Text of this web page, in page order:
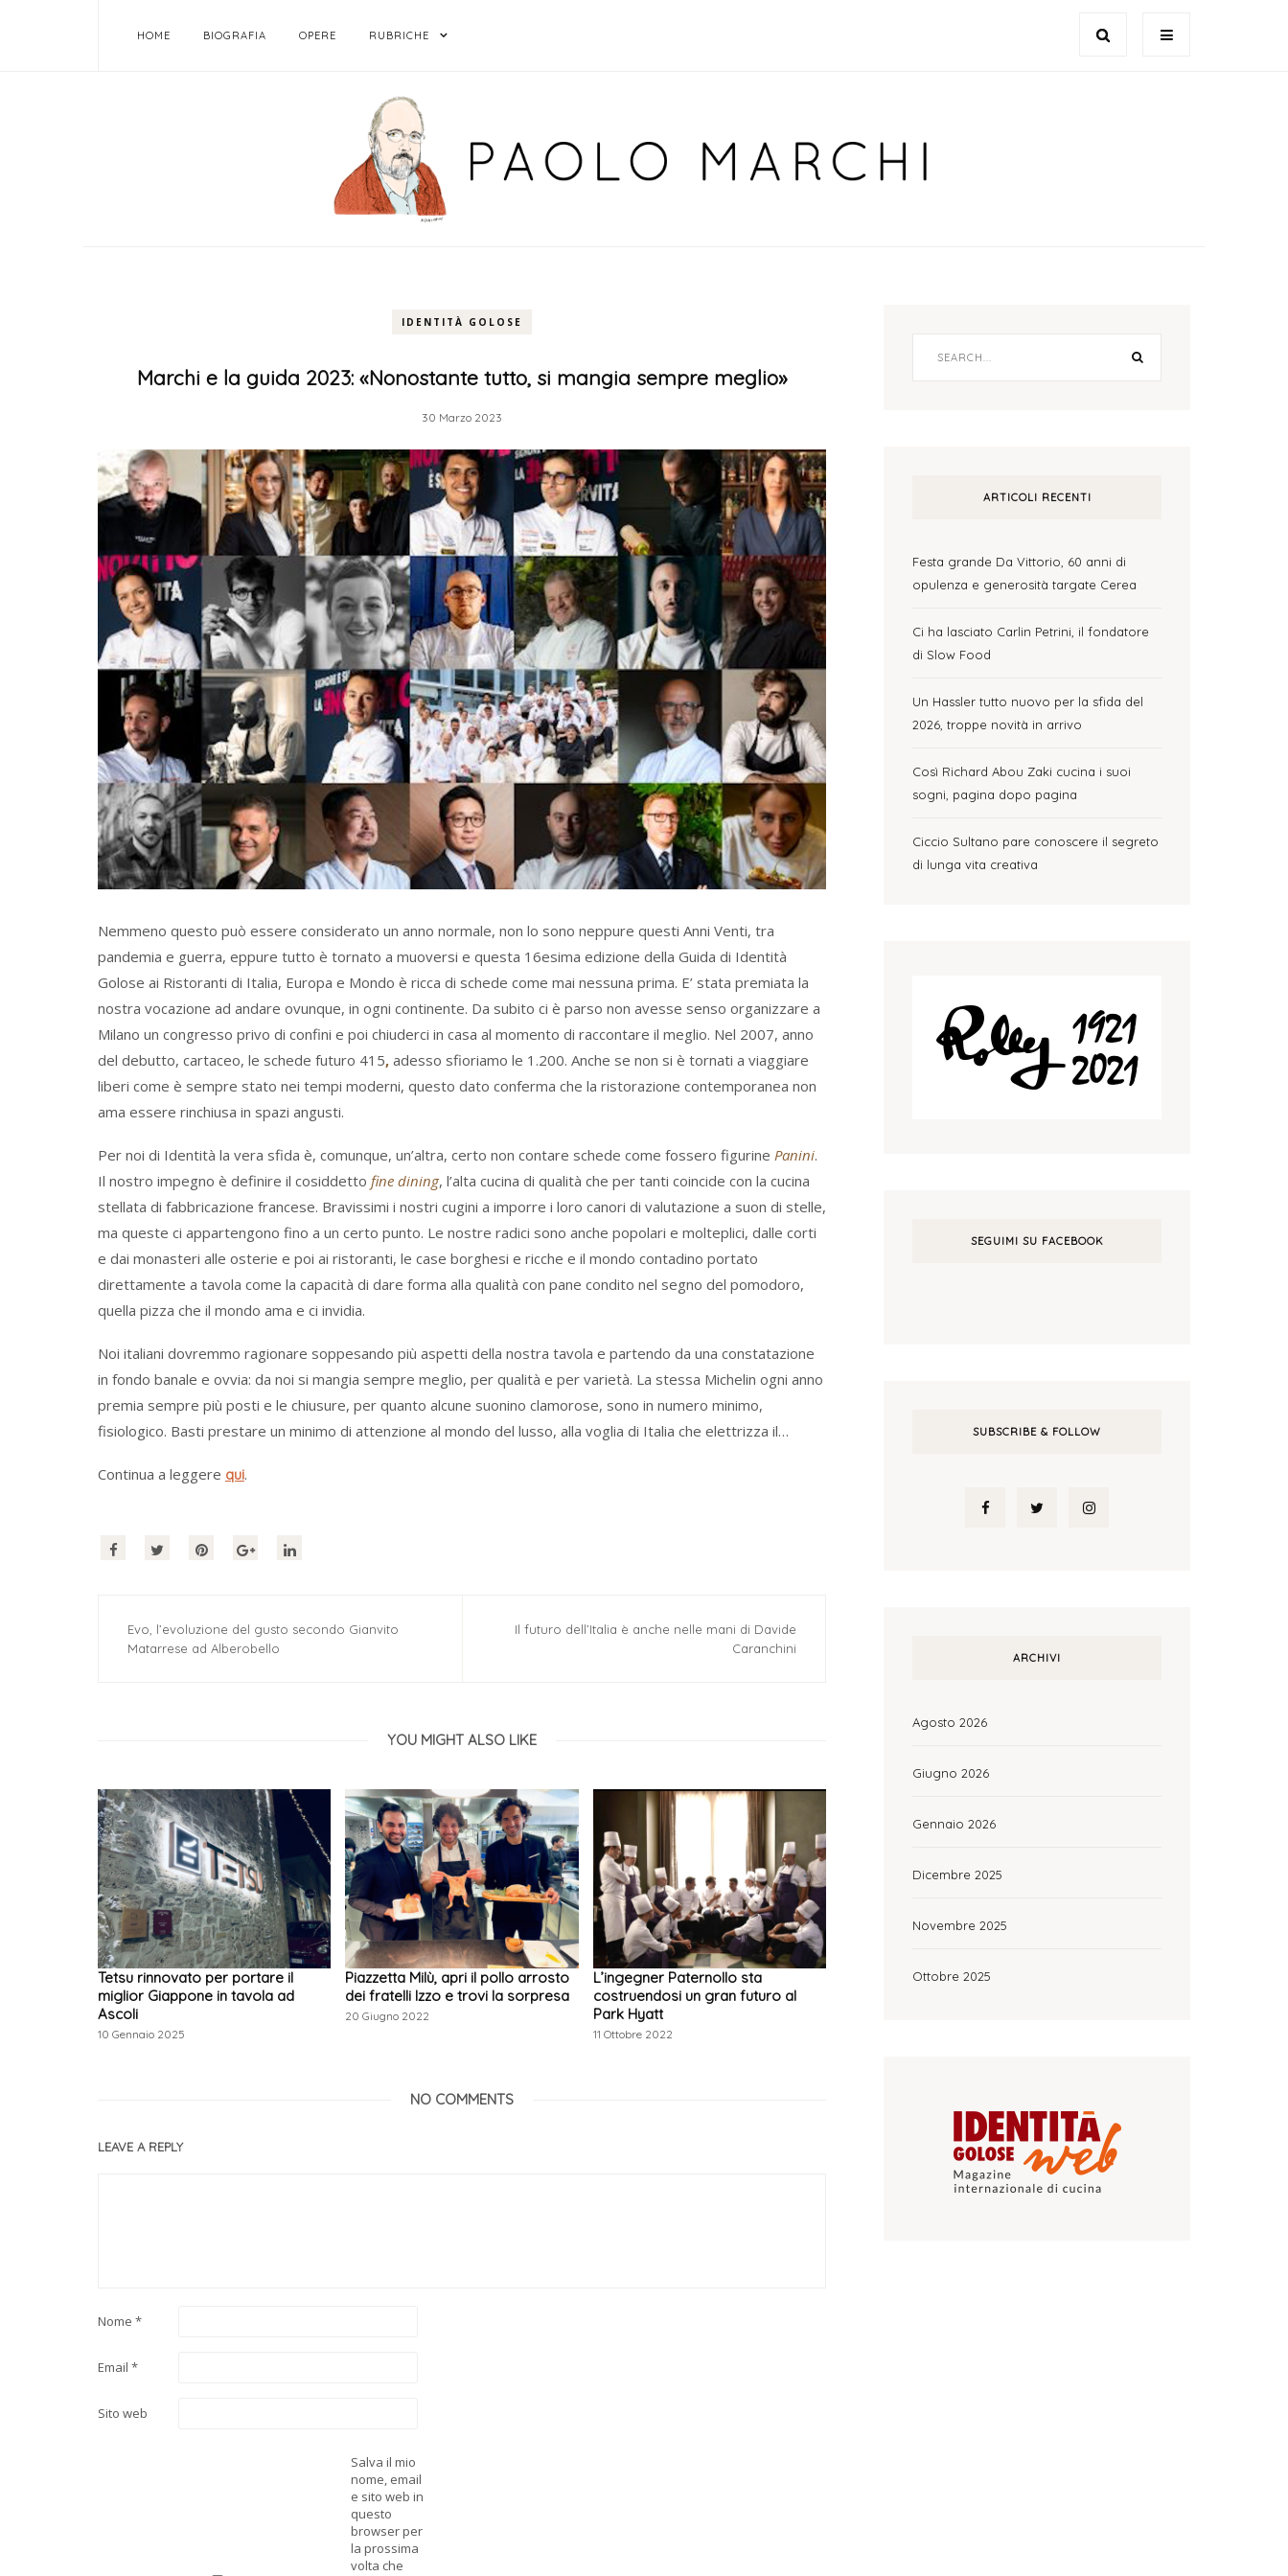
HOME BIOGRAFIA OPERE RUBRICHE
IDENTITÀ GOLOSE
Marchi e la guida 2023: «Nonostante tutto, si mangia sempre meglio»
30 Marzo 2023
Nemmeno questo può essere considerato un anno normale, non lo sono neppure questi Anni Venti, tra
pandemia e guerra, eppure tutto è tornato a muoversi e questa 16esima edizione della Guida di Identità
Golose ai Ristoranti di Italia, Europa e Mondo è ricca di schede come mai nessuna prima. E’ stata premiata la
nostra vocazione ad andare ovunque, in ogni continente. Da subito ci è parso non avesse senso organizzare a
Milano un congresso privo di confini e poi chiuderci in casa al momento di raccontare il meglio. Nel 2007, anno
del debutto, cartaceo, le schede futuro 415, adesso sfioriamo le 1.200. Anche se non si è tornati a viaggiare
liberi come è sempre stato nei tempi moderni, questo dato conferma che la ristorazione contemporanea non
ama essere rinchiusa in spazi angusti.
Per noi di Identità la vera sfida è, comunque, un’altra, certo non contare schede come fossero figurine Panini.
Il nostro impegno è definire il cosiddetto fine dining, l’alta cucina di qualità che per tanti coincide con la cucina
stellata di fabbricazione francese. Bravissimi i nostri cugini a imporre i loro canori di valutazione a suon di stelle,
ma queste ci appartengono fino a un certo punto. Le nostre radici sono anche popolari e molteplici, dalle corti
e dai monasteri alle osterie e poi ai ristoranti, le case borghesi e ricche e il mondo contadino portato
direttamente a tavola come la capacità di dare forma alla qualità con pane condito nel segno del pomodoro,
quella pizza che il mondo ama e ci invidia.
Noi italiani dovremmo ragionare soppesando più aspetti della nostra tavola e partendo da una constatazione
in fondo banale e ovvia: da noi si mangia sempre meglio, per qualità e per varietà. La stessa Michelin ogni anno
premia sempre più posti e le chiusure, per quanto alcune suonino clamorose, sono in numero minimo,
fisiologico. Basti prestare un minimo di attenzione al mondo del lusso, alla voglia di Italia che elettrizza il…
Continua a leggere qui.
Evo, l’evoluzione del gusto secondo Gianvito
Matarrese ad Alberobello
Il futuro dell’Italia è anche nelle mani di Davide
Caranchini
YOU MIGHT ALSO LIKE
Tetsu rinnovato per portare il
miglior Giappone in tavola ad
Ascoli
10 Gennaio 2025
Piazzetta Milù, apri il pollo arrosto
dei fratelli Izzo e trovi la sorpresa
20 Giugno 2022
L’ingegner Paternollo sta
costruendosi un gran futuro al
Park Hyatt
11 Ottobre 2022
NO COMMENTS
LEAVE A REPLY
Nome *
Email *
Sito web
Salva il mio
nome, email
e sito web in
questo
browser per
la prossima
volta che
ARTICOLI RECENTI
Festa grande Da Vittorio, 60 anni di
opulenza e generosità targate Cerea
Ci ha lasciato Carlin Petrini, il fondatore
di Slow Food
Un Hassler tutto nuovo per la sfida del
2026, troppe novità in arrivo
Così Richard Abou Zaki cucina i suoi
sogni, pagina dopo pagina
Ciccio Sultano pare conoscere il segreto
di lunga vita creativa
SEGUIMI SU FACEBOOK
SUBSCRIBE & FOLLOW
ARCHIVI
Agosto 2026
Giugno 2026
Gennaio 2026
Dicembre 2025
Novembre 2025
Ottobre 2025